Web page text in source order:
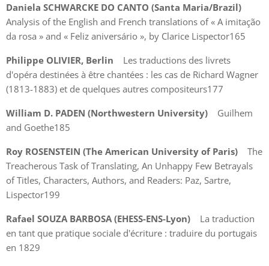
Daniela SCHWARCKE DO CANTO (Santa Maria/Brazil)
Analysis of the English and French translations of « A imitação
da rosa » and « Feliz aniversário », by Clarice Lispector165
Philippe OLIVIER, Berlin Les traductions des livrets
d'opéra destinées à être chantées : les cas de Richard Wagner
(1813-1883) et de quelques autres compositeurs177
William D. PADEN (Northwestern University)
Guilhem
and Goethe185
Roy ROSENSTEIN (The American University of Paris)
The
Treacherous Task of Translating, An Unhappy Few Betrayals
of Titles, Characters, Authors, and Readers: Paz, Sartre,
Lispector199
Rafael SOUZA BARBOSA (EHESS-ENS-Lyon) La traduction
en tant que pratique sociale d'écriture : traduire du portugais
en 1829